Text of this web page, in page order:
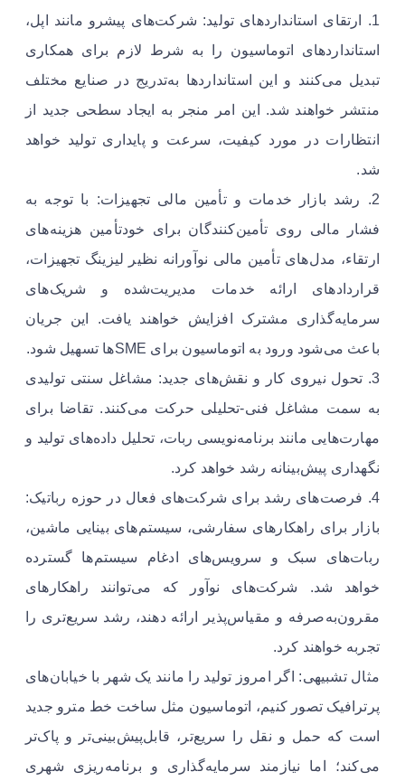
1. ارتقای استانداردهای تولید: شرکت‌های پیشرو مانند اپل،
استانداردهای اتوماسیون را به شرط لازم برای همکاری
تبدیل می‌کنند و این استانداردها به‌تدریج در صنایع مختلف
منتشر خواهند شد. این امر منجر به ایجاد سطحی جدید از
انتظارات در مورد کیفیت، سرعت و پایداری تولید خواهد
شد.
2. رشد بازار خدمات و تأمین مالی تجهیزات: با توجه به
فشار مالی روی تأمین‌کنندگان برای خودتأمین هزینه‌های
ارتقاء، مدل‌های تأمین مالی نوآورانه نظیر لیزینگ تجهیزات،
قراردادهای ارائه خدمات مدیریت‌شده و شریک‌های
سرمایه‌گذاری مشترک افزایش خواهند یافت. این جریان
باعث می‌شود ورود به اتوماسیون برای SMEها تسهیل شود.
3. تحول نیروی کار و نقش‌های جدید: مشاغل سنتی تولیدی
به سمت مشاغل فنی-تحلیلی حرکت می‌کنند. تقاضا برای
مهارت‌هایی مانند برنامه‌نویسی ربات، تحلیل داده‌های تولید و
نگهداری پیش‌بینانه رشد خواهد کرد.
4. فرصت‌های رشد برای شرکت‌های فعال در حوزه رباتیک:
بازار برای راهکارهای سفارشی، سیستم‌های بینایی ماشین،
ربات‌های سبک و سرویس‌های ادغام سیستم‌ها گسترده
خواهد شد. شرکت‌های نوآور که می‌توانند راهکارهای
مقرون‌به‌صرفه و مقیاس‌پذیر ارائه دهند، رشد سریع‌تری را
تجربه خواهند کرد.
مثال تشبیهی: اگر امروز تولید را مانند یک شهر با خیابان‌های
پرترافیک تصور کنیم، اتوماسیون مثل ساخت خط مترو جدید
است که حمل و نقل را سریع‌تر، قابل‌پیش‌بینی‌تر و پاک‌تر
می‌کند؛ اما نیازمند سرمایه‌گذاری و برنامه‌ریزی شهری